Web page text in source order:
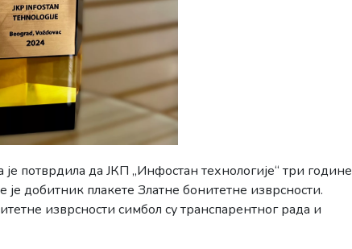
потврдила да ЈКП „Инфостан технологије“ три године
је добитник плакете Златне бонитетне изврсности.
изврсности симбол су транспарентног рада и